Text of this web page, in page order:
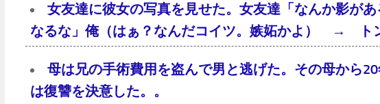
女友達に彼女の写真を見せた。女友達「なんか影が
なるな」俺（はぁ？なんだコイツ。嫉妬かよ） → トン
母は兄の手術費用を盗んで男と逃げた。その母から
は復讐を決意した。。